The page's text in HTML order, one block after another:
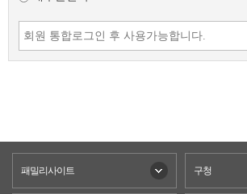
패밀리사이트 구청